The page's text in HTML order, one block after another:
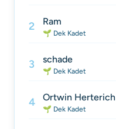
2 Ram
🌱 Dek Kadet
3 schade
🌱 Dek Kadet
4 Ortwin Herterich
🌱 Dek Kadet